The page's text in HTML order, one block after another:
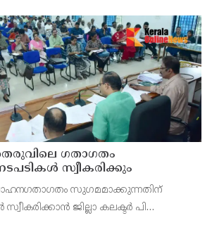
ഗതാഗതം
സ്വീകരിക്കും
സുഗമമാക്കുന്നതിന്
ജില്ലാ കലക്ടര്‍ പി